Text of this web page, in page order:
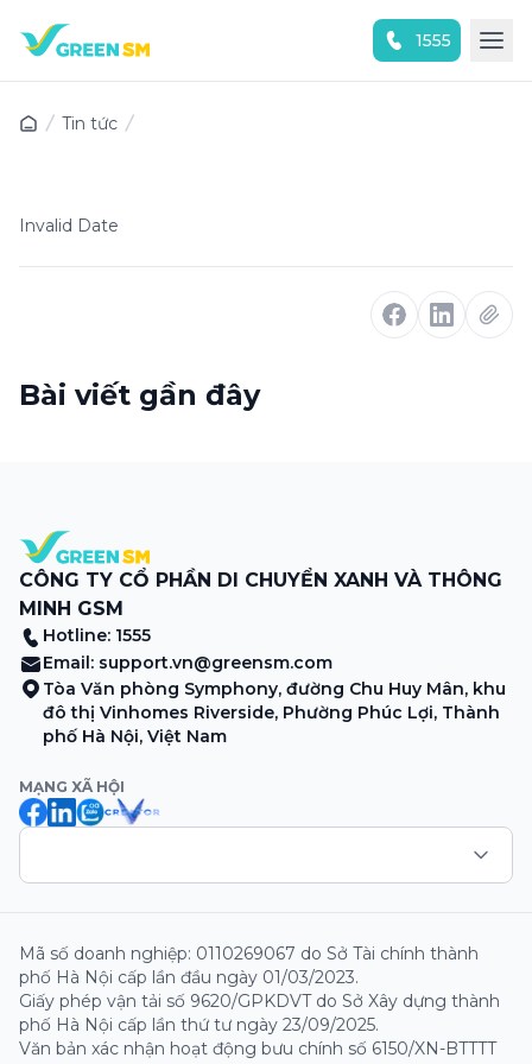
1555
Tin tức
Invalid Date
Bài viết gần đây
CÔNG TY CỔ PHẦN DI CHUYỂN XANH VÀ THÔNG
MINH GSM
Hotline: 1555
Email: support.vn@greensm.com
Tòa Văn phòng Symphony, đường Chu Huy Mân, khu
đô thị Vinhomes Riverside, Phường Phúc Lợi, Thành
phố Hà Nội, Việt Nam
MẠNG XÃ HỘI
Mã số doanh nghiệp: 0110269067 do Sở Tài chính thành
phố Hà Nội cấp lần đầu ngày 01/03/2023.
Giấy phép vận tải số 9620/GPKDVT do Sở Xây dựng thành
phố Hà Nội cấp lần thứ tư ngày 23/09/2025.
Văn bản xác nhận hoạt động bưu chính số 6150/XN-BTTTT